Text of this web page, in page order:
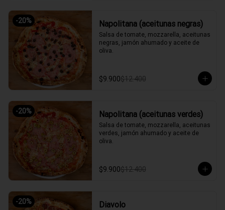
-20% Napolitana (aceitunas negras)
Salsa de tomate, mozzarella, aceitunas
negras, jamón ahumado y aceite de
oliva.
$9.900$12.400
-20% Napolitana (aceitunas verdes)
Salsa de tomate, mozzarella, aceitunas
verdes, jamón ahumado y aceite de
oliva.
$9.900$12.400
-20% Diavolo